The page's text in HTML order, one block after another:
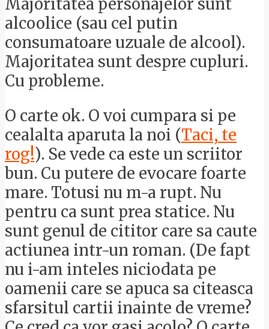
Majoritatea personajelor sunt
alcoolice (sau cel putin
consumatoare uzuale de alcool).
Majoritatea sunt despre cupluri.
Cu probleme.
O carte ok. O voi cumpara si pe
cealalta aparuta la noi (Taci, te
rog!). Se vede ca este un scriitor
bun. Cu putere de evocare foarte
mare. Totusi nu m-a rupt. Nu
pentru ca sunt prea statice. Nu
sunt genul de cititor care sa caute
actiunea intr-un roman. (De fapt
nu i-am inteles niciodata pe
oamenii care se apuca sa citeasca
sfarsitul cartii inainte de vreme?